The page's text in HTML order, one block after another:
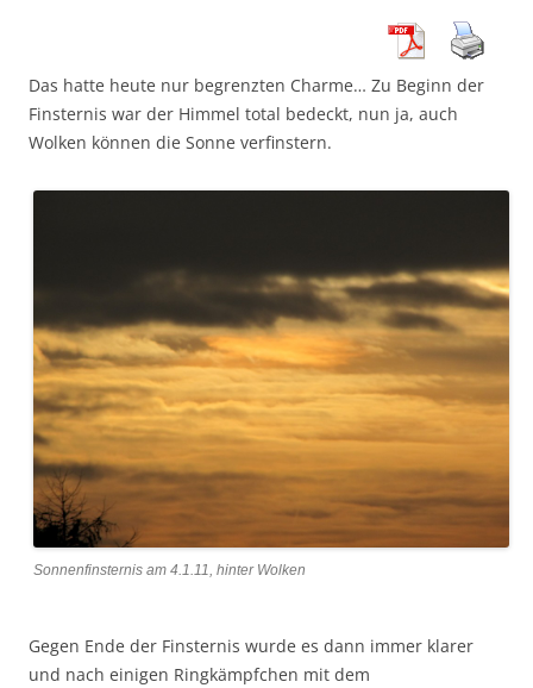
Das hatte heute nur begrenzten Charme… Zu Beginn der
Finsternis war der Himmel total bedeckt, nun ja, auch
Wolken können die Sonne verfinstern.
Sonnenfinsternis am 4.1.11, hinter Wolken
Gegen Ende der Finsternis wurde es dann immer klarer
und nach einigen Ringkämpfchen mit dem